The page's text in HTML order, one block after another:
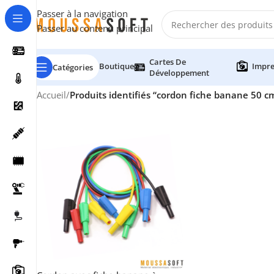
Passer à la navigation
Passer au contenu principal
Catégories Boutique
Cartes De
Développement
Accueil/Produits identifiés “cordon fiche banane 50